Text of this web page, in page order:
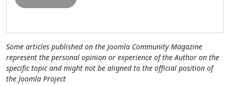
Some articles published on the Joomla Community Magazine
represent the personal opinion or experience of the Author on the
specific topic and might not be aligned to the official position of
the Joomla Project